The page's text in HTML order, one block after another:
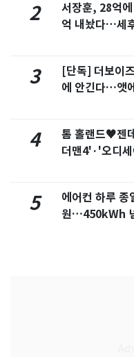
2
서장훈, 28억
억 내놨다…세
3
[단독] 더보이
에 안긴다…앳
4
톰 홀랜드♥젠
더맨4'·'오디
5
에어컨 하루 종
원…450kWh